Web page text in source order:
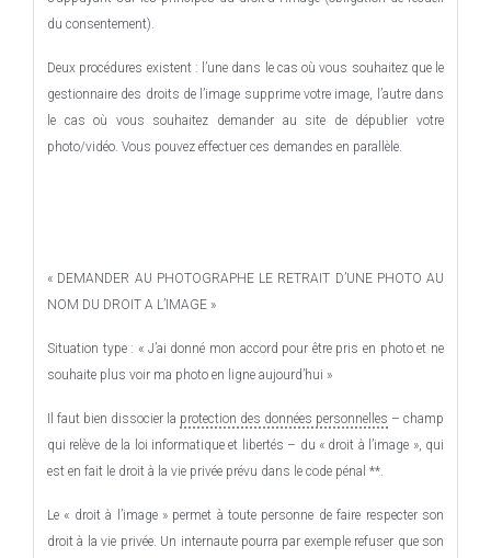
du consentement).
Deux procédures existent : l’une dans le cas où vous souhaitez que le
gestionnaire des droits de l’image supprime votre image, l’autre dans
le cas où vous souhaitez demander au site de dépublier votre
photo/vidéo. Vous pouvez effectuer ces demandes en parallèle.
« DEMANDER AU PHOTOGRAPHE LE RETRAIT D’UNE PHOTO AU
NOM DU DROIT A L’IMAGE »
Situation type : « J’ai donné mon accord pour être pris en photo et ne
souhaite plus voir ma photo en ligne aujourd’hui »
Il faut bien dissocier la protection des données personnelles – champ
qui relève de la loi informatique et libertés – du « droit à l’image », qui
est en fait le droit à la vie privée prévu dans le code pénal **.
Le « droit à l’image » permet à toute personne de faire respecter son
droit à la vie privée. Un internaute pourra par exemple refuser que son